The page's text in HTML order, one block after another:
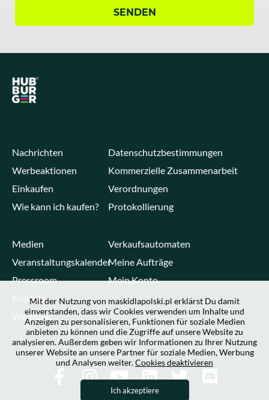
SENDEN
Nachrichten
Werbeaktionen
Einkaufen
Wie kann ich kaufen?
Datenschutzbestimmungen
Kommerzielle Zusammenarbeit
Verordnungen
Protokollierung
Medien
Veranstaltungskalender
Pressroom
Kontakt
Werbung
Verkaufsautomaten
Meine Aufträge
Mein Konto
Mit der Nutzung von maskidlapolski.pl erklärst Du damit
einverstanden, dass wir Cookies verwenden um Inhalte und
Anzeigen zu personalisieren, Funktionen für soziale Medien
anbieten zu können und die Zugriffe auf unsere Website zu
analysieren. Außerdem geben wir Informationen zu Ihrer Nutzung
unserer Website an unsere Partner für soziale Medien, Werbung
und Analysen weiter.Cookies deaktivieren
Ich akzeptiere